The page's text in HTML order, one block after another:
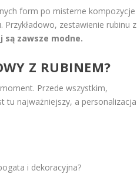
form po misterne kompozycje
zestawienie rubinu z
są zawsze modne.
Z RUBINEM?
Przede wszystkim,
tu najważniejszy, a personalizacja
i dekoracyjna?